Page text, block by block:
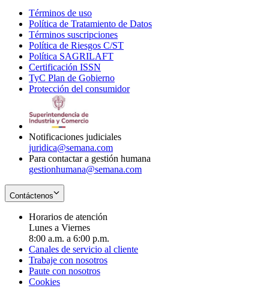
Términos de uso
in
new
window
Política de Tratamiento de Datos
Términos suscripciones
in
Política de Riesgos C/ST
Política SAGRILAFT
new
window
Certificación ISSN
in
new
TyC Plan de Gobierno
in
Protección del consumidorOpens
Notificaciones judiciales
juridica@semana.com
Para contactar a gestión humana
gestionhumana@semana.com
Contáctenos
Horarios de atención
Lunes a Viernes
8:00 a.m. a 6:00 p.m.
Canales de servicio al cliente
Trabaje con nosotros
Paute con nosotros
Cookies